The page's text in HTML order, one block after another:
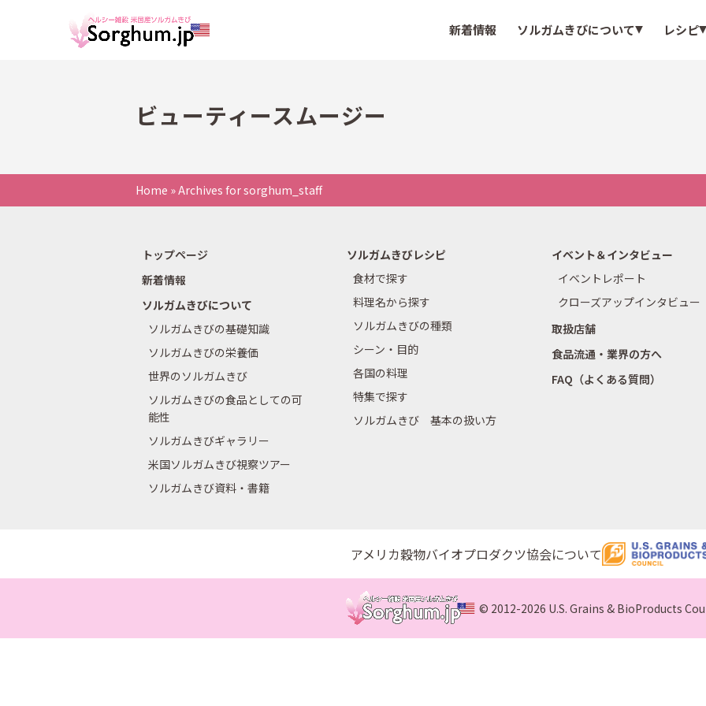
新着情報 ソルガムきびについて レシピ
ビューティースムージー
Home »Archives for sorghum_staff
トップページ
新着情報
ソルガムきびについて
ソルガムきびの基礎知識
ソルガムきびの栄養価
世界のソルガムきび
ソルガムきびの食品としての可
能性
ソルガムきびギャラリー
米国ソルガムきび視察ツアー
ソルガムきび資料・書籍
ソルガムきびレシピ
食材で探す
料理名から探す
ソルガムきびの種類
シーン・目的
各国の料理
特集で探す
ソルガムきび 基本の扱い方
イベント＆インタビュー
イベントレポート
クローズアップインタビュー
取扱店舗
食品流通・業界の方へ
FAQ（よくある質問）
アメリカ穀物バイオプロダクツ協会について
© 2012-2026 U.S. Grains & BioProducts